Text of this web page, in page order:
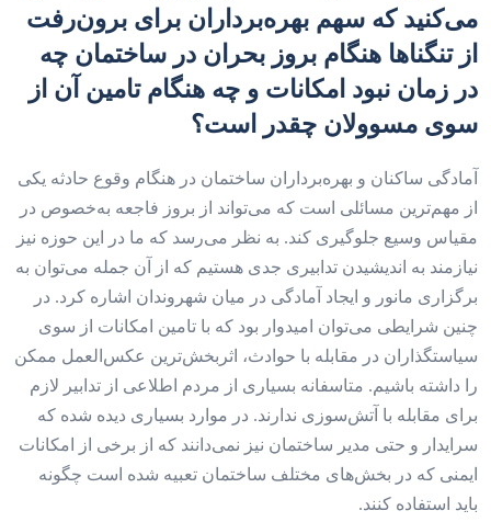
می‌‌‌کنید که سهم بهره‌‌‌برداران برای برون‌رفت
از تنگناها هنگام بروز بحران در ساختمان چه
در زمان نبود امکانات و چه هنگام تامین آن از
سوی مسوولان چقدر است؟
آمادگی ساکنان و بهره‌‌‌برداران ساختمان در هنگام وقوع حادثه یکی
از مهم‌ترین مسائلی است که می‌تواند از بروز فاجعه به‌خصوص در
مقیاس وسیع جلوگیری کند‌‌‌. به نظر می‌رسد که ما در این حوزه نیز
نیازمند به اندیشیدن تدابیری جدی هستیم که از آن جمله می‌توان به
برگزاری مانور و ایجاد آمادگی در میان شهروندان اشاره کرد. در
چنین شرایطی می‌توان امیدوار بود که با تامین امکانات از سوی
سیاستگذاران در مقابله با حوادث، اثربخش‌‌‌ترین عکس‌العمل ممکن
را داشته باشیم. متاسفانه بسیاری از مردم اطلاعی از تدابیر لازم
برای مقابله با آتش‌‌‌سوزی ندارند. در موارد بسیاری دیده شده که
سرایدار و حتی مدیر ساختمان نیز نمی‌دانند که از برخی از امکانات
ایمنی که در بخش‌‌‌های مختلف ساختمان تعبیه شده است چگونه
باید استفاده کنند.